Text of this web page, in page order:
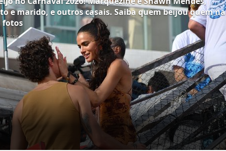
e marido, e outros casais. Saiba quem beijou quem na
fotos
2026